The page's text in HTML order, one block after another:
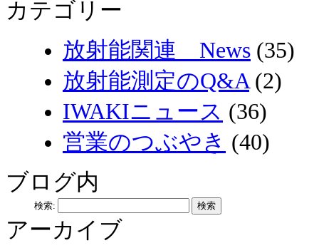
カテゴリー
放射能関連 News (35)
放射能測定のQ&A(2)
IWAKIニュース (36)
営業のつぶやき (40)
ブログ内
検索:
アーカイブ